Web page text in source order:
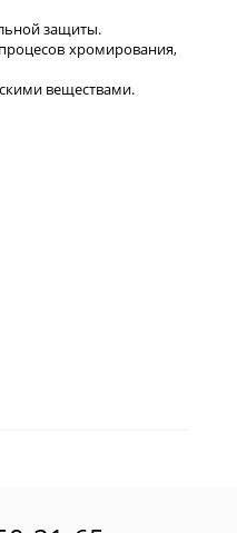
защиты.
хромирования,
веществами.